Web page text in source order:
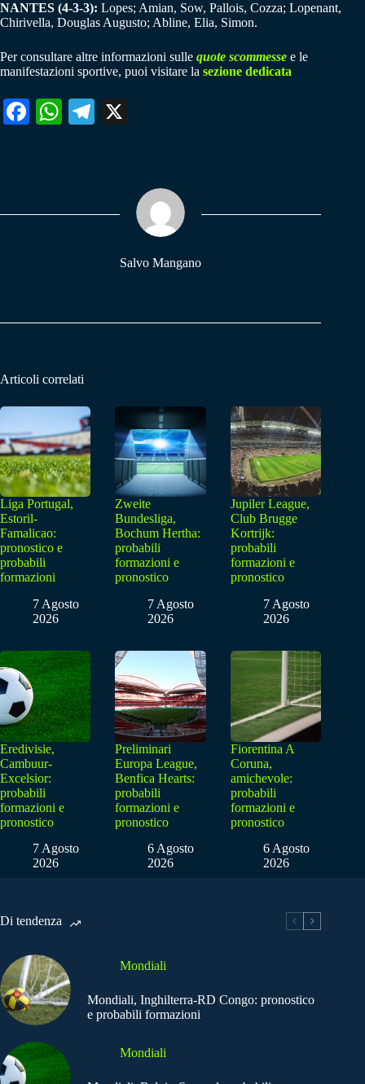
NANTES (4-3-3): Lopes; Amian, Sow, Pallois, Cozza; Lopenant,
Chirivella, Douglas Augusto; Abline, Elia, Simon.
Per consultare altre informazioni sulle quote scommesse e le
manifestazioni sportive, puoi visitare la sezione dedicata
Fa W
pp
Te
m
Salvo Mangano
Articoli correlati
Liga Portugal,
Estoril-
Famalicao:
pronostico e
probabili
formazioni
7 Agosto
2026
Zweite
Bundesliga,
Bochum Hertha:
probabili
formazioni e
pronostico
7 Agosto
2026
Jupiler League,
Club Brugge
Kortrijk:
probabili
formazioni e
pronostico
7 Agosto
2026
Eredivisie,
Cambuur-
Excelsior:
probabili
formazioni e
pronostico
7 Agosto
2026
Preliminari
Europa League,
Benfica Hearts:
probabili
formazioni e
pronostico
6 Agosto
2026
Fiorentina A
Coruna,
amichevole:
probabili
formazioni e
pronostico
6 Agosto
2026
Di tendenza
Mondiali
Mondiali, Inghilterra-RD Congo: pronostico
e probabili formazioni
Mondiali